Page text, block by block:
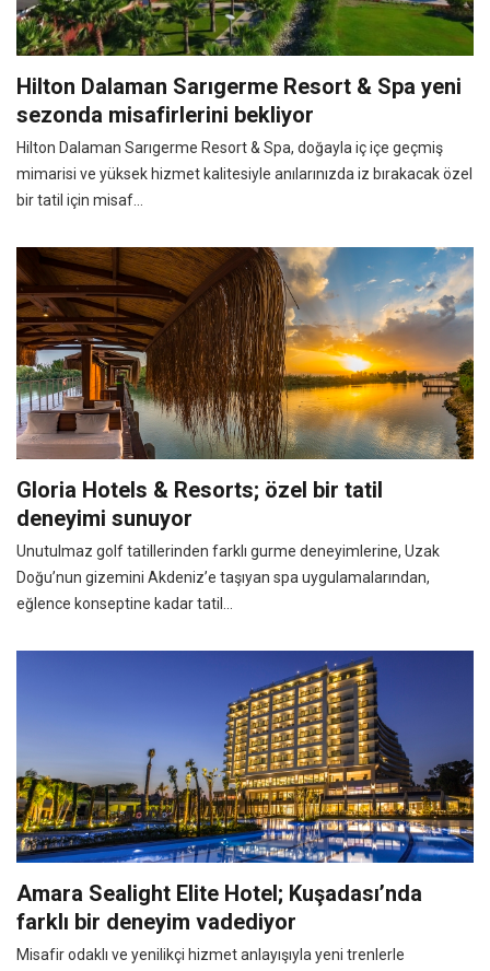
Hilton Dalaman Sarıgerme Resort & Spa yeni
sezonda misafirlerini bekliyor
Hilton Dalaman Sarıgerme Resort & Spa, doğayla iç içe geçmiş
mimarisi ve yüksek hizmet kalitesiyle anılarınızda iz bırakacak özel
bir tatil için misaf...
Gloria Hotels & Resorts; özel bir tatil
deneyimi sunuyor
Unutulmaz golf tatillerinden farklı gurme deneyimlerine, Uzak
Doğu’nun gizemini Akdeniz’e taşıyan spa uygulamalarından,
eğlence konseptine kadar tatil...
Amara Sealight Elite Hotel; Kuşadası’nda
farklı bir deneyim vadediyor
Misafir odaklı ve yenilikçi hizmet anlayışıyla yeni trenlerle